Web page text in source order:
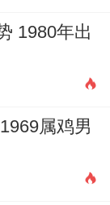
十一）这是
订婚、纳
宅！在这一
1980年出
属鸡男